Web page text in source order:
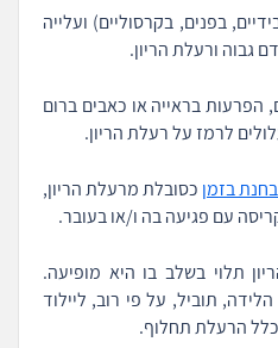
בפנים, בקרסוליים) ועלייה
גבוה ורעלת הריון.
הפרעות בראייה או כאבים ברום
לרמז על רעלת הריון.
בזמן כסובלת מרעלת הריון,
עם פגיעה בה ו/או בעובר.
תלוי בשלב בו היא מופיעה.
תוביל, על פי רוב, ליילוד
הרעלת תחלוף.